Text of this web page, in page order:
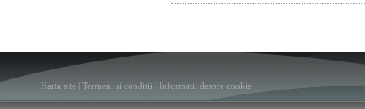
Harta site Termeni si conditii Informatii despre cookie